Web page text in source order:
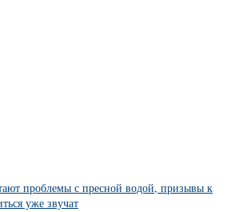
проблемы с пресной водой, призывы к
уже звучат